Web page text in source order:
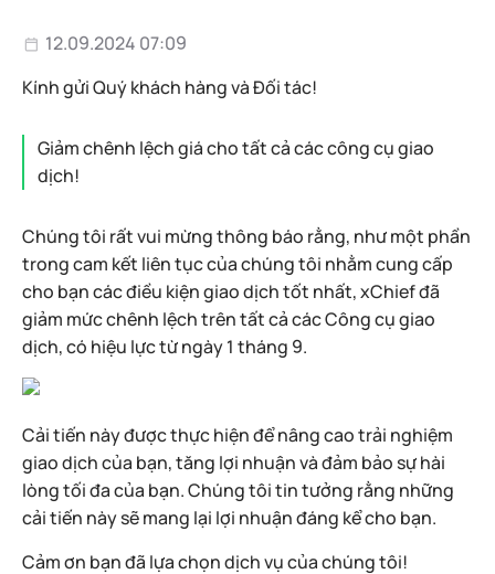
12.09.2024 07:09
Kính gửi Quý khách hàng và Đối tác!
Giảm chênh lệch giá cho tất cả các công cụ giao
dịch!
Chúng tôi rất vui mừng thông báo rằng, như một phần
trong cam kết liên tục của chúng tôi nhằm cung cấp
cho bạn các điều kiện giao dịch tốt nhất, xChief đã
giảm mức chênh lệch trên tất cả các Công cụ giao
dịch, có hiệu lực từ ngày 1 tháng 9.
Cải tiến này được thực hiện để nâng cao trải nghiệm
giao dịch của bạn, tăng lợi nhuận và đảm bảo sự hài
lòng tối đa của bạn. Chúng tôi tin tưởng rằng những
cải tiến này sẽ mang lại lợi nhuận đáng kể cho bạn.
Cảm ơn bạn đã lựa chọn dịch vụ của chúng tôi!